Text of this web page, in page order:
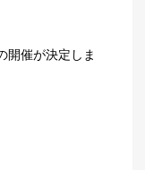
開催が決定しま